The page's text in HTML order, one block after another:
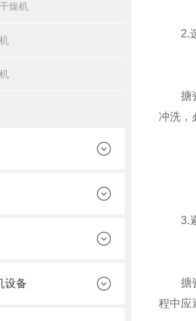
燥机
设备
2.选
搪瓷
冲洗，
3.避
搪瓷
程中应